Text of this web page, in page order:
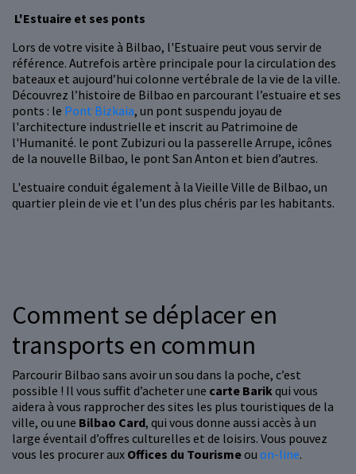
L'Estuaire et ses ponts
Lors de votre visite à Bilbao, l'Estuaire peut vous servir de
référence. Autrefois artère principale pour la circulation des
bateaux et aujourd’hui colonne vertébrale de la vie de la ville.
Découvrez l’histoire de Bilbao en parcourant l’estuaire et ses
ponts : le Pont Bizkaia, un pont suspendu joyau de
l'architecture industrielle et inscrit au Patrimoine de
l'Humanité. le pont Zubizuri ou la passerelle Arrupe, icônes
de la nouvelle Bilbao, le pont San Anton et bien d’autres.
L'estuaire conduit également à la Vieille Ville de Bilbao, un
quartier plein de vie et l’un des plus chéris par les habitants.
Comment se déplacer en
transports en commun
Parcourir Bilbao sans avoir un sou dans la poche, c’est
possible ! Il vous suffit d’acheter une carte Barikqui vous
aidera à vous rapprocher des sites les plus touristiques de la
ville, ou une Bilbao Card, qui vous donne aussi accès à un
large éventail d’offres culturelles et de loisirs. Vous pouvez
vous les procurer aux Offices du Tourismeou on-line.